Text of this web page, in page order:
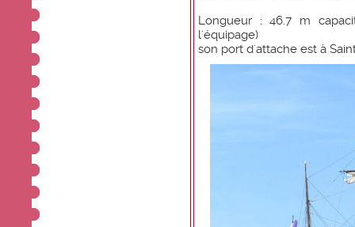
Longueur : 46.7 m
l'équipage)
son port d'attache est à